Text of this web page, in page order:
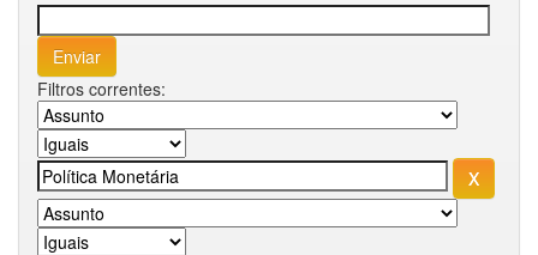
Filtros correntes: